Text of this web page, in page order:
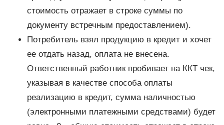
стоимость отражает в строке суммы по
документу встречным предоставлением).
Потребитель взял продукцию в кредит и хочет
ее отдать назад, оплата не внесена.
Ответственный работник пробивает на ККТ чек,
указывая в качестве способа оплаты
реализацию в кредит, сумма наличностью
(электронными платежными средствами) будет